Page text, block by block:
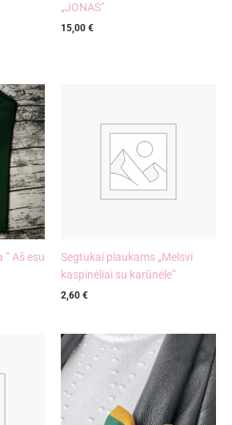
„JONAS”
15,00 €
Aš esu
Segtukai plaukams „Melsvi
kaspinėliai su karūnėle”
2,60 €